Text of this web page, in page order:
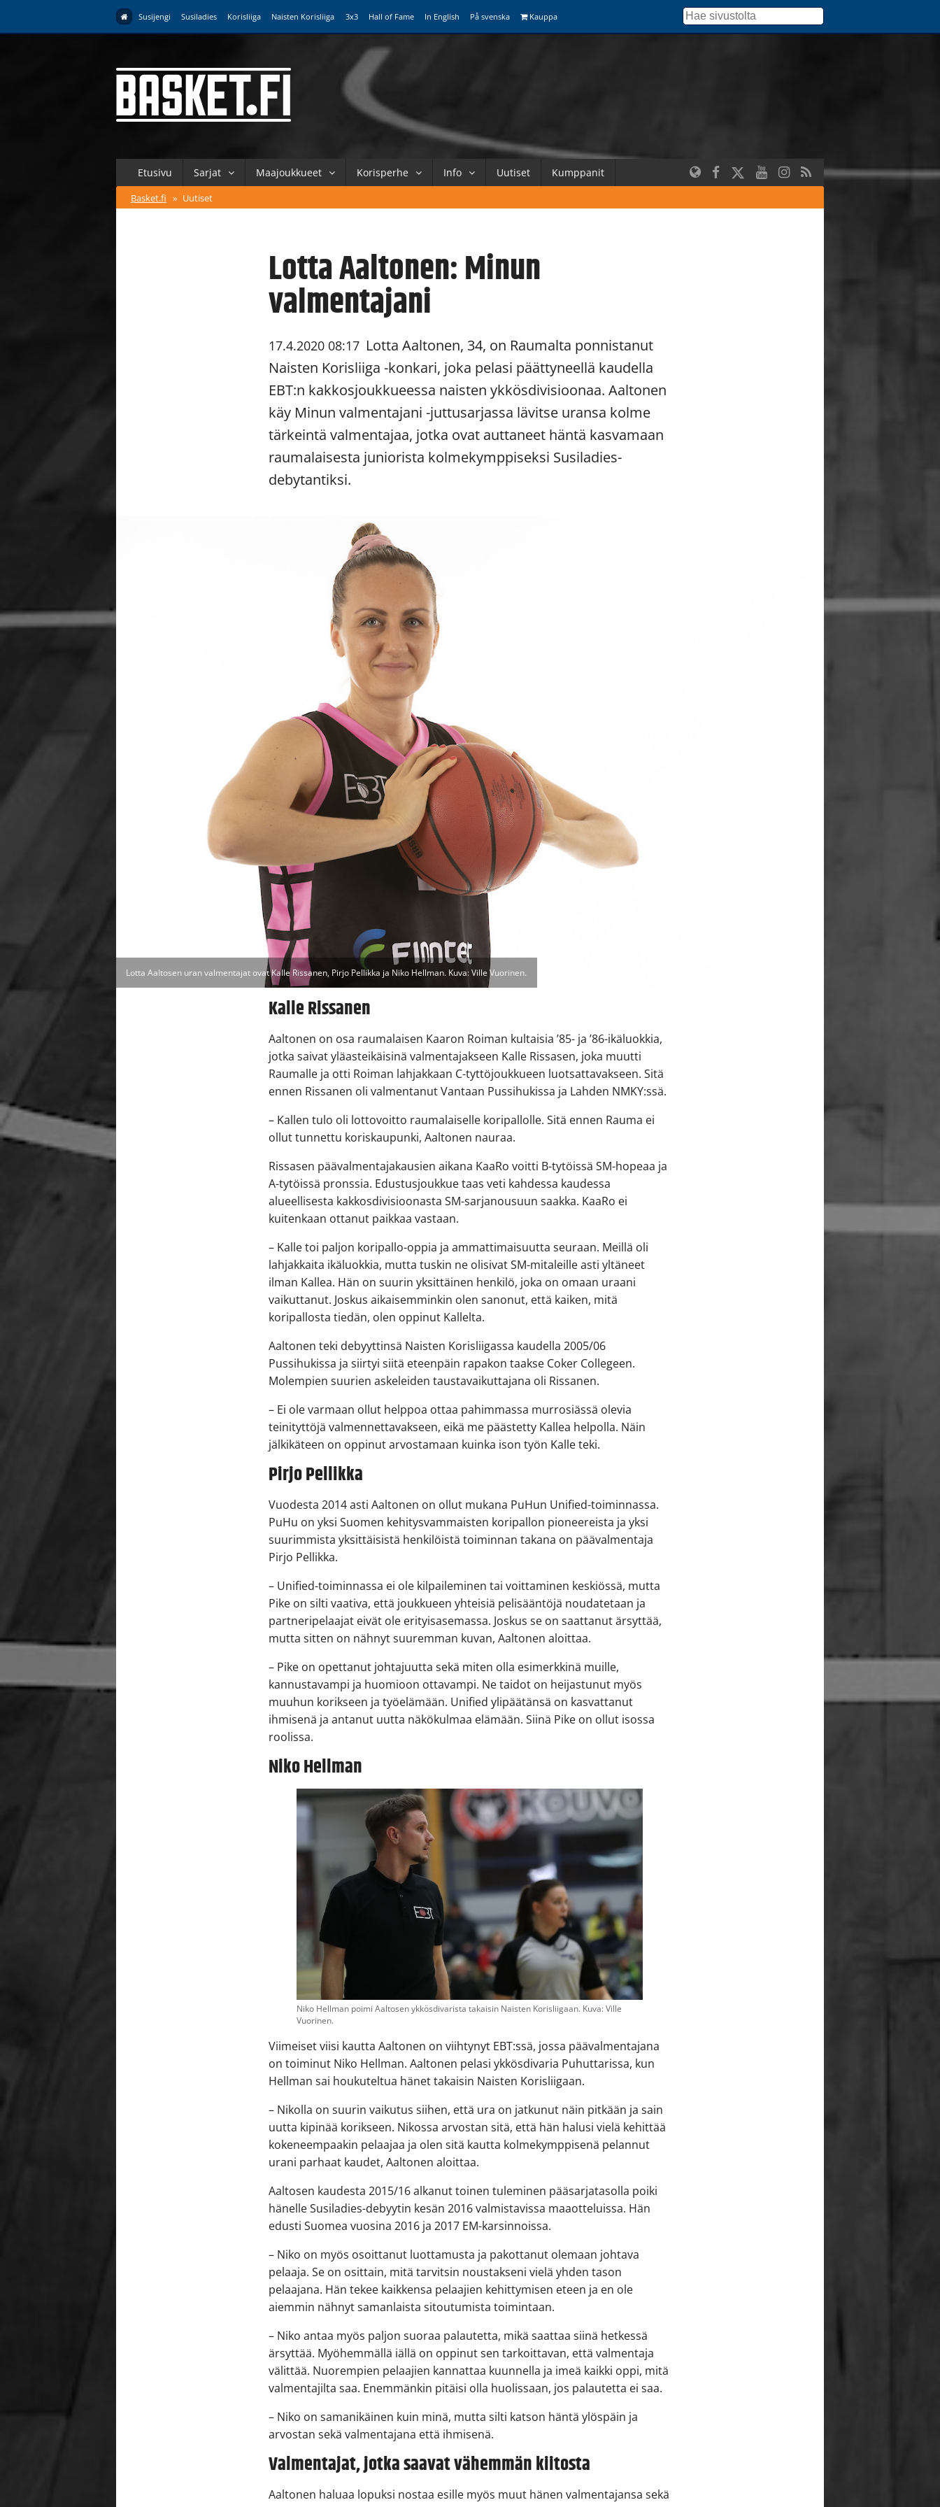
Susijengi Susiladies Korisliiga Naisten Korisliiga 3x3 Hall of Fame In English På svenska Kauppa
Etusivu Sarjat Maajoukkueet Korisperhe Info Uutiset Kumppanit
Basket.fi » Uutiset
Lotta Aaltonen: Minun
valmentajani
17.4.2020 08:17 Lotta Aaltonen, 34, on Raumalta ponnistanut
Naisten Korisliiga -konkari, joka pelasi päättyneellä kaudella
EBT:n kakkosjoukkueessa naisten ykkösdivisioonaa. Aaltonen
käy Minun valmentajani -juttusarjassa lävitse uransa kolme
tärkeintä valmentajaa, jotka ovat auttaneet häntä kasvamaan
raumalaisesta juniorista kolmekymppiseksi Susiladies-
debytantiksi.
Lotta Aaltosen uran valmentajat ovat Kalle Rissanen, Pirjo Pellikka ja Niko Hellman. Kuva: Ville Vuorinen.
Kalle Rissanen
Aaltonen on osa raumalaisen Kaaron Roiman kultaisia ’85- ja ’86-ikäluokkia,
jotka saivat yläasteikäisinä valmentajakseen Kalle Rissasen, joka muutti
Raumalle ja otti Roiman lahjakkaan C-tyttöjoukkueen luotsattavakseen. Sitä
ennen Rissanen oli valmentanut Vantaan Pussihukissa ja Lahden NMKY:ssä.
– Kallen tulo oli lottovoitto raumalaiselle koripallolle. Sitä ennen Rauma ei
ollut tunnettu koriskaupunki, Aaltonen nauraa.
Rissasen päävalmentajakausien aikana KaaRo voitti B-tytöissä SM-hopeaa ja
A-tytöissä pronssia. Edustusjoukkue taas veti kahdessa kaudessa
alueellisesta kakkosdivisioonasta SM-sarjanousuun saakka. KaaRo ei
kuitenkaan ottanut paikkaa vastaan.
– Kalle toi paljon koripallo-oppia ja ammattimaisuutta seuraan. Meillä oli
lahjakkaita ikäluokkia, mutta tuskin ne olisivat SM-mitaleille asti yltäneet
ilman Kallea. Hän on suurin yksittäinen henkilö, joka on omaan uraani
vaikuttanut. Joskus aikaisemminkin olen sanonut, että kaiken, mitä
koripallosta tiedän, olen oppinut Kallelta.
Aaltonen teki debyyttinsä Naisten Korisliigassa kaudella 2005/06
Pussihukissa ja siirtyi siitä eteenpäin rapakon taakse Coker Collegeen.
Molempien suurien askeleiden taustavaikuttajana oli Rissanen.
– Ei ole varmaan ollut helppoa ottaa pahimmassa murrosiässä olevia
teinityttöjä valmennettavakseen, eikä me päästetty Kallea helpolla. Näin
jälkikäteen on oppinut arvostamaan kuinka ison työn Kalle teki.
Pirjo Pellikka
Vuodesta 2014 asti Aaltonen on ollut mukana PuHun Unified-toiminnassa.
PuHu on yksi Suomen kehitysvammaisten koripallon pioneereista ja yksi
suurimmista yksittäisistä henkilöistä toiminnan takana on päävalmentaja
Pirjo Pellikka.
– Unified-toiminnassa ei ole kilpaileminen tai voittaminen keskiössä, mutta
Pike on silti vaativa, että joukkueen yhteisiä pelisääntöjä noudatetaan ja
partneripelaajat eivät ole erityisasemassa. Joskus se on saattanut ärsyttää,
mutta sitten on nähnyt suuremman kuvan, Aaltonen aloittaa.
– Pike on opettanut johtajuutta sekä miten olla esimerkkinä muille,
kannustavampi ja huomioon ottavampi. Ne taidot on heijastunut myös
muuhun korikseen ja työelämään. Unified ylipäätänsä on kasvattanut
ihmisenä ja antanut uutta näkökulmaa elämään. Siinä Pike on ollut isossa
roolissa.
Niko Hellman
Niko Hellman poimi Aaltosen ykkösdivarista takaisin Naisten Korisliigaan. Kuva: Ville
Vuorinen.
Viimeiset viisi kautta Aaltonen on viihtynyt EBT:ssä, jossa päävalmentajana
on toiminut Niko Hellman. Aaltonen pelasi ykkösdivaria Puhuttarissa, kun
Hellman sai houkuteltua hänet takaisin Naisten Korisliigaan.
– Nikolla on suurin vaikutus siihen, että ura on jatkunut näin pitkään ja sain
uutta kipinää korikseen. Nikossa arvostan sitä, että hän halusi vielä kehittää
kokeneempaakin pelaajaa ja olen sitä kautta kolmekymppisenä pelannut
urani parhaat kaudet, Aaltonen aloittaa.
Aaltosen kaudesta 2015/16 alkanut toinen tuleminen pääsarjatasolla poiki
hänelle Susiladies-debyytin kesän 2016 valmistavissa maaotteluissa. Hän
edusti Suomea vuosina 2016 ja 2017 EM-karsinnoissa.
– Niko on myös osoittanut luottamusta ja pakottanut olemaan johtava
pelaaja. Se on osittain, mitä tarvitsin noustakseni vielä yhden tason
pelaajana. Hän tekee kaikkensa pelaajien kehittymisen eteen ja en ole
aiemmin nähnyt samanlaista sitoutumista toimintaan.
– Niko antaa myös paljon suoraa palautetta, mikä saattaa siinä hetkessä
ärsyttää. Myöhemmällä iällä on oppinut sen tarkoittavan, että valmentaja
välittää. Nuorempien pelaajien kannattaa kuunnella ja imeä kaikki oppi, mitä
valmentajilta saa. Enemmänkin pitäisi olla huolissaan, jos palautetta ei saa.
– Niko on samanikäinen kuin minä, mutta silti katson häntä ylöspäin ja
arvostan sekä valmentajana että ihmisenä.
Valmentajat, jotka saavat vähemmän kiitosta
Aaltonen haluaa lopuksi nostaa esille myös muut hänen valmentajansa sekä